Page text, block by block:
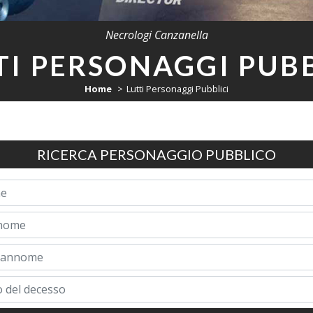
Necrologi Canzanella
PERSONAGGI
Home Lutti Personaggi Pubblici
RICERCA PERSONAGGIO PUBBLICO